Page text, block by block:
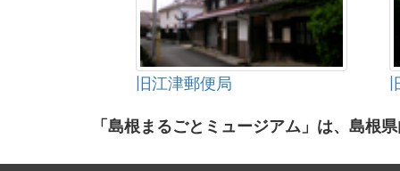
旧江津郵便局
「島根まるごとミュージアム」は、島根